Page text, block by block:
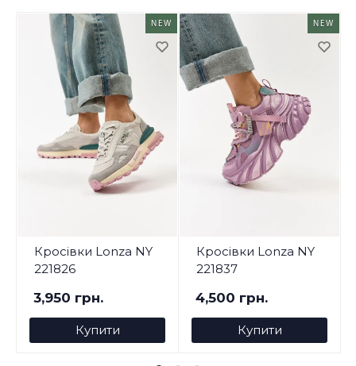
NEW
Кросівки Lonza NY
221826
3,950 грн.
Купити
NEW
Кросівки Lonza NY
221837
4,500 грн.
Купити